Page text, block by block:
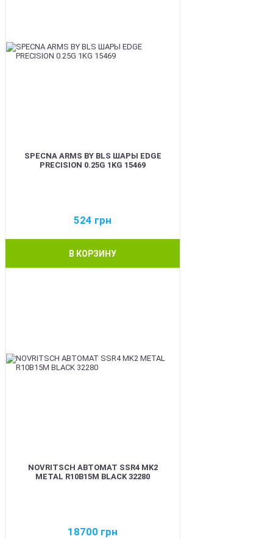
SPECNA ARMS BY BLS ШАРЫ EDGE
PRECISION 0.25G 1KG 15469
524 грн
В КОРЗИНУ
NOVRITSCH АВТОМАТ SSR4 MK2
METAL R10B15M BLACK 32280
18700 грн